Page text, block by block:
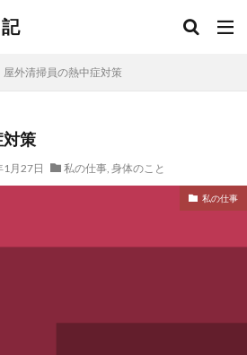
屋外清掃員の熱中症対策
対策
月27日 私の仕事, 身体のこと
私の仕事